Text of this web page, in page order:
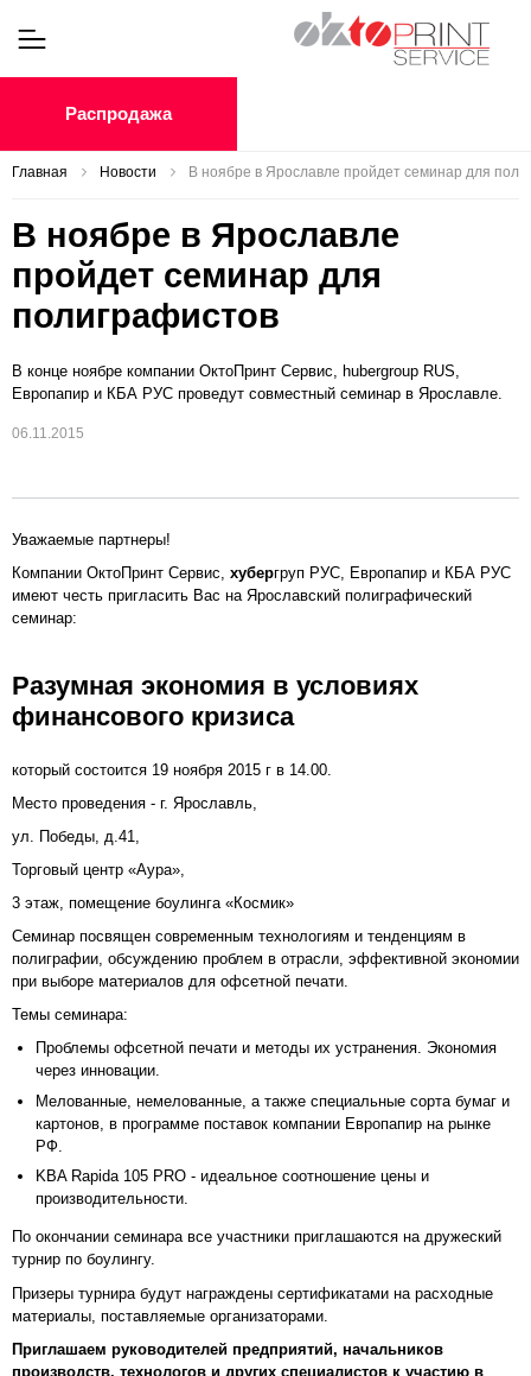
Распродажа
Главная Новости В ноябре в Ярославле пройдет семинар для
В ноябре в Ярославле
пройдет семинар для
полиграфистов
В конце ноябре компании ОктоПринт Сервис, hubergroup RUS,
Европапир и КБА РУС проведут совместный семинар в Ярославле.
06.11.2015
Уважаемые партнеры!
Компании ОктоПринт Сервис, хубергруп РУС, Европапир и КБА РУС
имеют честь пригласить Вас на Ярославский полиграфический
семинар:
Разумная экономия в условиях
финансового кризиса
который состоится 19 ноября 2015 г в 14.00.
Место проведения - г. Ярославль,
ул. Победы, д.41,
Торговый центр «Аура»,
3 этаж, помещение боулинга «Космик»
Семинар посвящен современным технологиям и тенденциям в
полиграфии, обсуждению проблем в отрасли, эффективной экономии
при выборе материалов для офсетной печати.
Темы семинара:
Проблемы офсетной печати и методы их устранения. Экономия
через инновации.
Мелованные, немелованные, а также специальные сорта бумаг и
картонов, в программе поставок компании Европапир на рынке
РФ.
KBA Rapida 105 PRO - идеальное соотношение цены и
производительности.
По окончании семинара все участники приглашаются на дружеский
турнир по боулингу.
Призеры турнира будут награждены сертификатами на расходные
материалы, поставляемые организаторами.
Приглашаем руководителей предприятий, начальников
производств, технологов и других специалистов к участию в